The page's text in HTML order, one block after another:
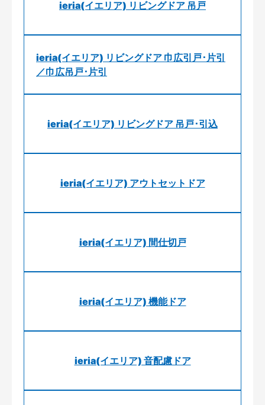
ieria(イエリア) リビングドア 吊戸
ieria(イエリア) リビングドア 巾広引戸･片引
／巾広吊戸･片引
ieria(イエリア) リビングドア 吊戸･引込
ieria(イエリア) アウトセットドア
ieria(イエリア) 間仕切戸
ieria(イエリア) 機能ドア
ieria(イエリア) 音配慮ドア